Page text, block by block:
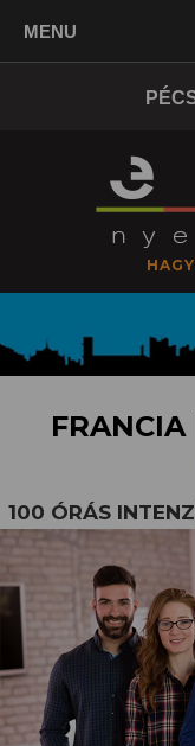
FRANCIA
100 ÓRÁS